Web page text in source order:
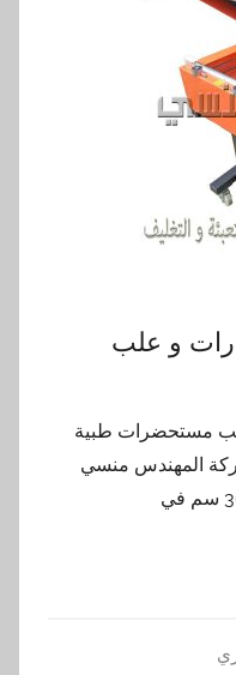
و علب
مستحضرات طبية
الماكينه موديل 186 ماركة المهندس منسي